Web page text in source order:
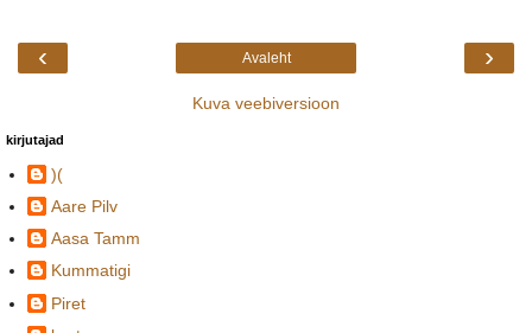
‹ ›
Avaleht
Kuva veebiversioon
kirjutajad
)(
Aare Pilv
Aasa Tamm
Kummatigi
Piret